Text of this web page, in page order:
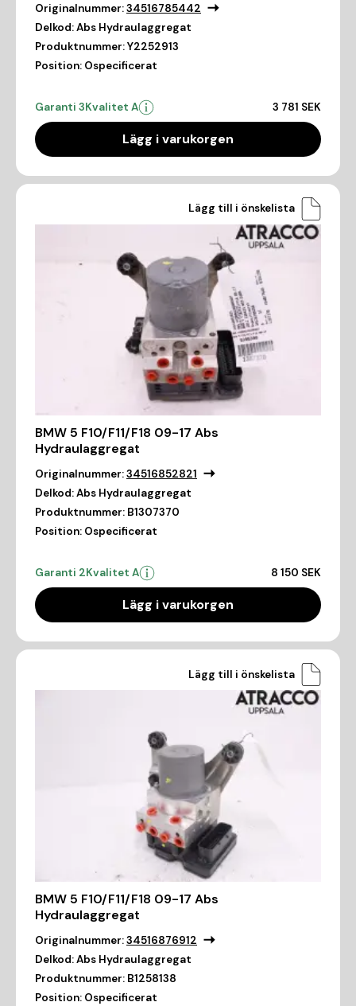
Originalnummer:34516785442
Delkod:Abs Hydraulaggregat
Produktnummer:Y2252913
Position: Ospecificerat
Garanti 3Kvalitet A 3 781 SEK
Lägg i varukorgen
Lägg till i önskelista
BMW 5 F10/F11/F18 09-17 Abs
Hydraulaggregat
Originalnummer:34516852821
Delkod:Abs Hydraulaggregat
Produktnummer: B1307370
Position: Ospecificerat
Garanti 2Kvalitet A 8 150 SEK
Lägg i varukorgen
Lägg till i önskelista
BMW 5 F10/F11/F18 09-17 Abs
Hydraulaggregat
Originalnummer:34516876912
Delkod:Abs Hydraulaggregat
Produktnummer: B1258138
Position: Ospecificerat